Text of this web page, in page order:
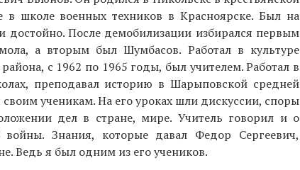
в школе военных техников в Красноярске. Был на
достойно. После демобилизации избирался первым
а вторым был Шумбасов. Работал в культуре
с 1962 по 1965 годы, был учителем. Работал в
преподавал историю в Шарыповской средней
ученикам. На его уроках шли дискуссии, споры
дел в стране, мире. Учитель говорил и о
Знания, которые давал Федор Сергеевич,
Ведь я был одним из его учеников.